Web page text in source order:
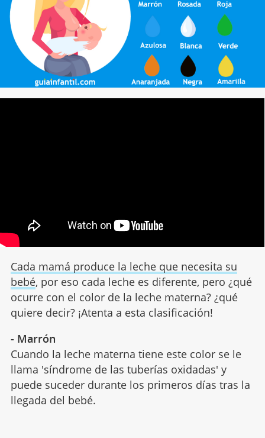
Cada mamá produce la leche que necesita su
bebé, por eso cada leche es diferente, pero ¿qué
ocurre con el color de la leche materna? ¿qué
quiere decir? ¡Atenta a esta clasificación!
- Marrón
Cuando la leche materna tiene este color se le
llama 'síndrome de las tuberías oxidadas' y
puede suceder durante los primeros días tras la
llegada del bebé.